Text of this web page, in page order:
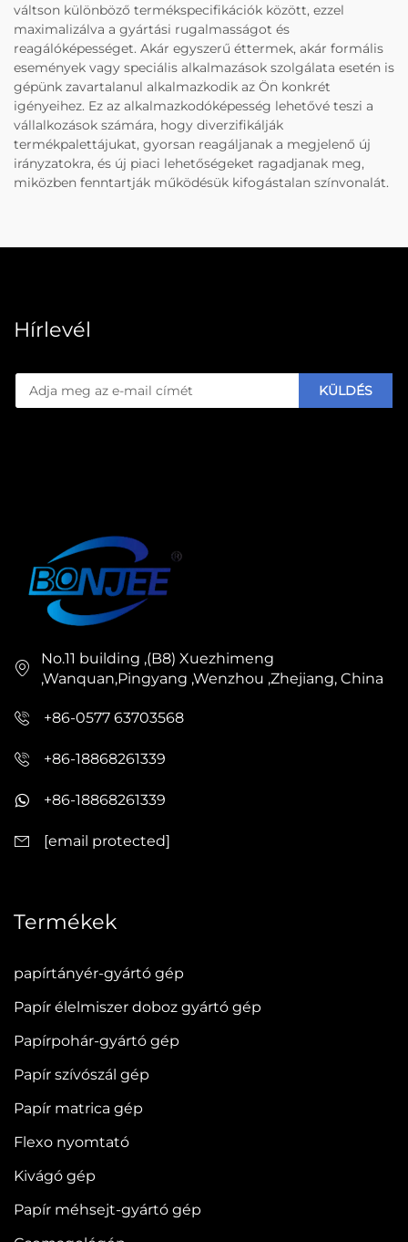
váltson különböző termékspecifikációk között, ezzel
maximalizálva a gyártási rugalmasságot és
reagálóképességet. Akár egyszerű éttermek, akár formális
események vagy speciális alkalmazások szolgálata esetén is
gépünk zavartalanul alkalmazkodik az Ön konkrét
igényeihez. Ez az alkalmazkodóképesség lehetővé teszi a
vállalkozások számára, hogy diverzifikálják
termékpalettájukat, gyorsan reagáljanak a megjelenő új
irányzatokra, és új piaci lehetőségeket ragadjanak meg,
miközben fenntartják működésük kifogástalan színvonalát.
Hírlevél
KÜLDÉS
No.11 building ,(B8) Xuezhimeng
,Wanquan,Pingyang ,Wenzhou ,Zhejiang, China
+86-0577 63703568
+86-18868261339
+86-18868261339
[email protected]
Termékek
papírtányér-gyártó gép
Papír élelmiszer doboz gyártó gép
Papírpohár-gyártó gép
Papír szívószál gép
Papír matrica gép
Flexo nyomtató
Kivágó gép
Papír méhsejt-gyártó gép